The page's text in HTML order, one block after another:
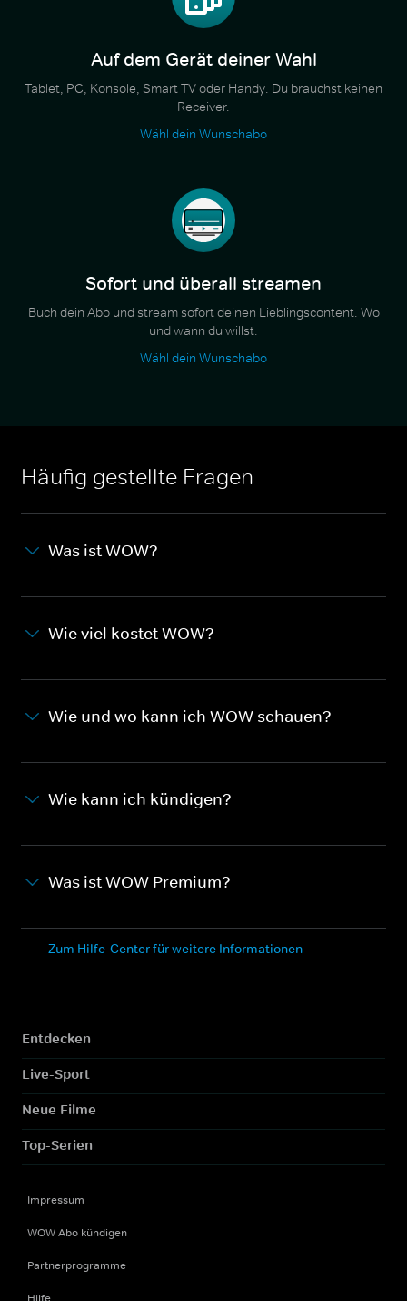
Auf dem Gerät deiner Wahl
Tablet, PC, Konsole, Smart TV oder Handy. Du brauchst keinen
Receiver.
Wähl dein Wunschabo
Sofort und überall streamen
Buch dein Abo und stream sofort deinen Lieblingscontent. Wo
und wann du willst.
Wähl dein Wunschabo
Häufig gestellte Fragen
Was ist WOW?
Wie viel kostet WOW?
Wie und wo kann ich WOW schauen?
Wie kann ich kündigen?
Was ist WOW Premium?
Zum Hilfe-Center für weitere Informationen
Entdecken
Live-Sport
Neue Filme
Top-Serien
Impressum
WOW Abo kündigen
Partnerprogramme